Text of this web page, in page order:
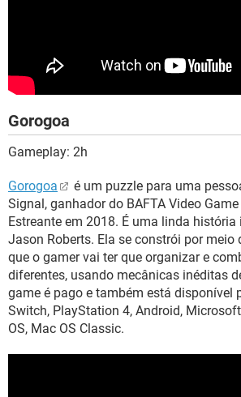
Gorogoa
Gameplay: 2h
Gorogoa
é um puzzle para uma
Signal, ganhador do BAFTA Video
Estreante em 2018. É uma linda
Jason Roberts. Ela se constrói por meio
que o gamer vai ter que organizar e
diferentes, usando mecânicas inéditas
game é pago e também está disponível
Switch, PlayStation 4, Android,
OS, Mac OS Classic.